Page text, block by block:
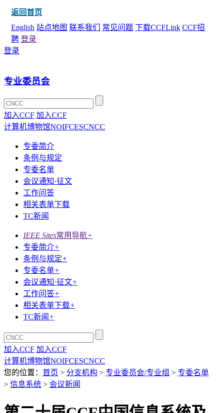
返回首页
English 站点地图 联系我们 常见问题 下载CCFLink CCF招
聘 登录
登录
专业委员会
加入CCF 加入CCF
计算机博物馆NOIFCESCNCC
专委简介
条例与规定
专委名单
会议通知·征文
工作问答
相关表单下载
TC新闻
IEEE Sites常用导航+
专委简介+
条例与规定+
专委名单+
会议通知·征文+
工作问答+
相关表单下载+
TC新闻 +
加入CCF 加入CCF
计算机博物馆NOIFCESCNCC
您的位置： 首页 > 分支机构 > 专业委员会/专业组 > 专委名单
> 信息系统 > 会议新闻